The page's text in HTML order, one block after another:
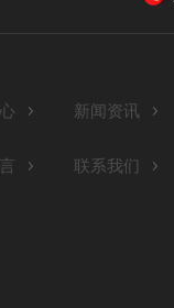
新闻资讯
联系我们